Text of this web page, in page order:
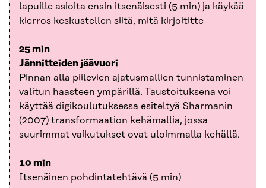
lapuille asioita ensin itsenäisesti (5 min) ja käykää
kierros keskustellen siitä, mitä kirjoititte
25 min
Jännitteiden jäävuori
Pinnan alla piilevien ajatusmallien tunnistaminen
valitun haasteen ympärillä. Taustoituksena voi
käyttää digikoulutuksessa esiteltyä Sharmanin
(2007) transformaation kehämallia, jossa
suurimmat vaikutukset ovat uloimmalla kehällä.
10 min
Itsenäinen pohdintatehtävä (5 min)